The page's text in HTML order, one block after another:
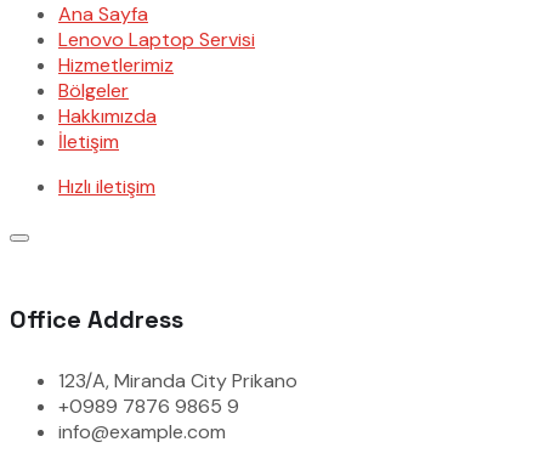
Ana Sayfa
Lenovo Laptop Servisi
Hizmetlerimiz
Bölgeler
Hakkımızda
İletişim
Hızlı iletişim
Office Address
123/A, Miranda City Prikano
+0989 7876 9865 9
info@example.com